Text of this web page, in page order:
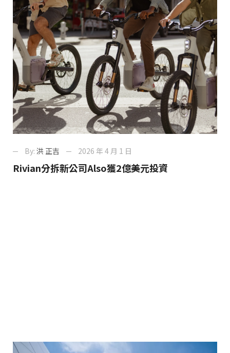
By: 洪 正吉 2026 年 4 月 1 日
Rivian分拆新公司Also獲2億美元投資